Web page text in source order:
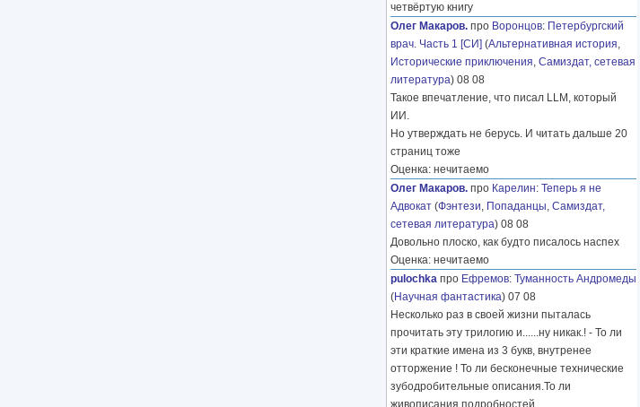
четвёртую книгу
Олег Макаров. про Воронцов: Петербургский
врач. Часть 1 [СИ] (Альтернативная история,
Исторические приключения, Самиздат, сетевая
литература) 08 08
Такое впечатление, что писал LLM, который
ИИ.
Но утверждать не берусь. И читать дальше 20
страниц тоже
Оценка: нечитаемо
Олег Макаров. про Карелин: Теперь я не
Адвокат (Фэнтези, Попаданцы, Самиздат,
сетевая литература) 08 08
Довольно плоско, как будто писалось наспех
Оценка: нечитаемо
pulochka про Ефремов: Туманность Андромеды
(Научная фантастика) 07 08
Несколько раз в своей жизни пыталась
прочитать эту трилогию и......ну никак.! - То ли
эти краткие имена из 3 букв, внутренее
отторжение ! То ли бесконечные технические
зубодробительные описания.То ли